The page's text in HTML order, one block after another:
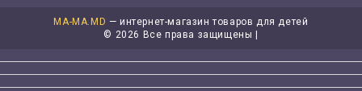
MA-MA.MD — интернет-магазин товаров для детей
© 2026 Все права защищены |